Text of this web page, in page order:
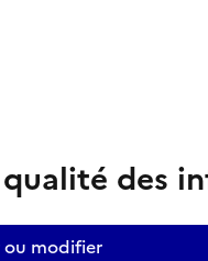
des
modifier